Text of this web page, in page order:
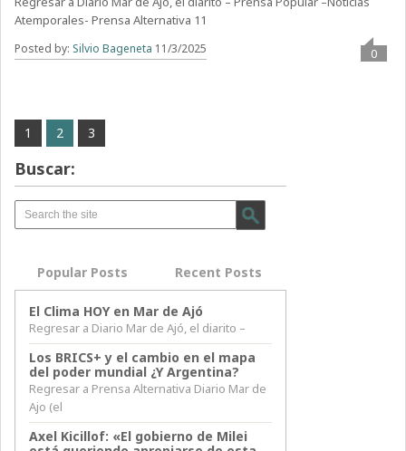
Atemporales- Prensa Alternativa 11
Posted by: Silvio Bageneta 11/3/2025 0
1 2 3
Buscar:
Popular Posts Recent Posts
El Clima HOY en Mar de Ajó
Regresar a Diario Mar de Ajó, el diarito –
Los BRICS+ y el cambio en el mapa
del poder mundial ¿Y Argentina?
Regresar a Prensa Alternativa Diario Mar de
Ajo (el
Axel Kicillof: «El gobierno de Milei